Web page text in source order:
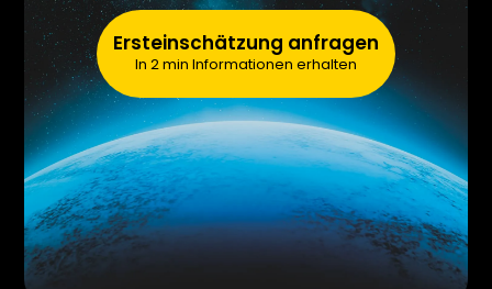
Ersteinschätzung anfragen
In 2 min Informationen erhalten